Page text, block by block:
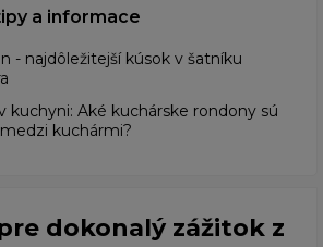
a informace
- najdôležitejší kúsok v šatníku
kuchyni: Aké kuchárske rondony sú
kuchármi?
dokonalý zážitok z